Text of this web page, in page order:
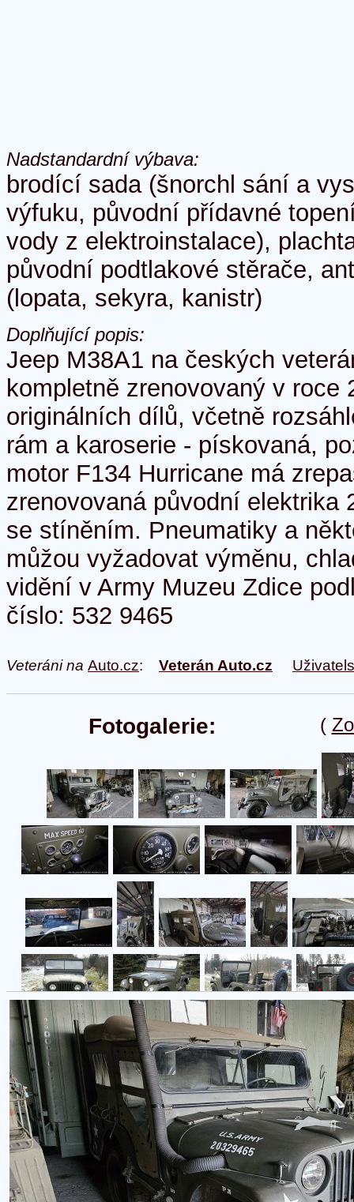
Nadstandardní výbava:
brodící sada (šnorchl sání a
výfuku, původní přídavné
vody z elektroinstalace),
původní podtlakové stěrače,
(lopata, sekyra, kanistr)
Doplňující popis:
Jeep M38A1 na českých
kompletně zrenovovaný v roce
originálních dílů, včetně
rám a karoserie - pískovaná,
motor F134 Hurricane má
zrenovovaná původní elektrika
se stíněním. Pneumatiky a
můžou vyžadovat výměnu,
vidění v Army Muzeu Zdice
číslo: 532 9465
Veteráni na Auto.cz: Veterán Auto.cz
(
Fotogalerie: